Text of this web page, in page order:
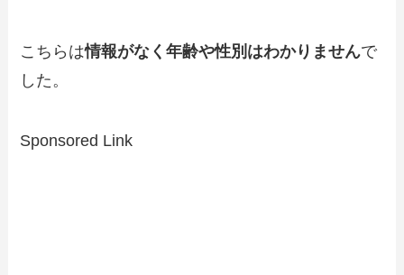
こちらは情報がなく年齢や性別はわかりませんで
した。
Sponsored Link